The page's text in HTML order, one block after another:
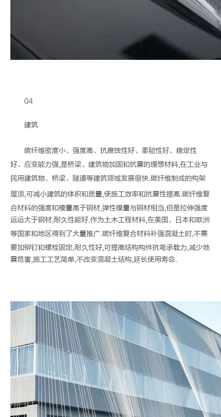
04
建筑
碳纤维密度小、强度高、抗腐蚀性好、柔韧性好、稳定性
好、应变能力强,是桥梁、建筑物加固和抗震的理想材料,在工业与
民用建筑物、桥梁、隧道等建筑领域发展很快.碳纤维制成的构架
屋顶,可减小建筑的体积和质量,使施工效率和抗震性提高.碳纤维复
合材料的强度和模量高于钢材,弹性模量与钢材相当,但是拉伸强度
远远大于钢材,耐久性能好.作为土木工程材料,在美国、日本和欧洲
等国家和地区得到了大量推广.碳纤维复合材料补强混凝土时,不需
要加铆钉和螺栓固定,耐久性好,可提高结构构件抗弯承载力,减少地
震危害,施工工艺简单,不改变混凝土结构,延长使用寿命.